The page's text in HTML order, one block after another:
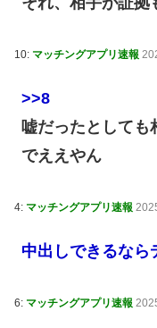
10: マッチングアプリ速報
>>8
嘘だったとしても
でええやん
4: マッチングアプリ速報
中出しできるなら
6: マッチングアプリ速報